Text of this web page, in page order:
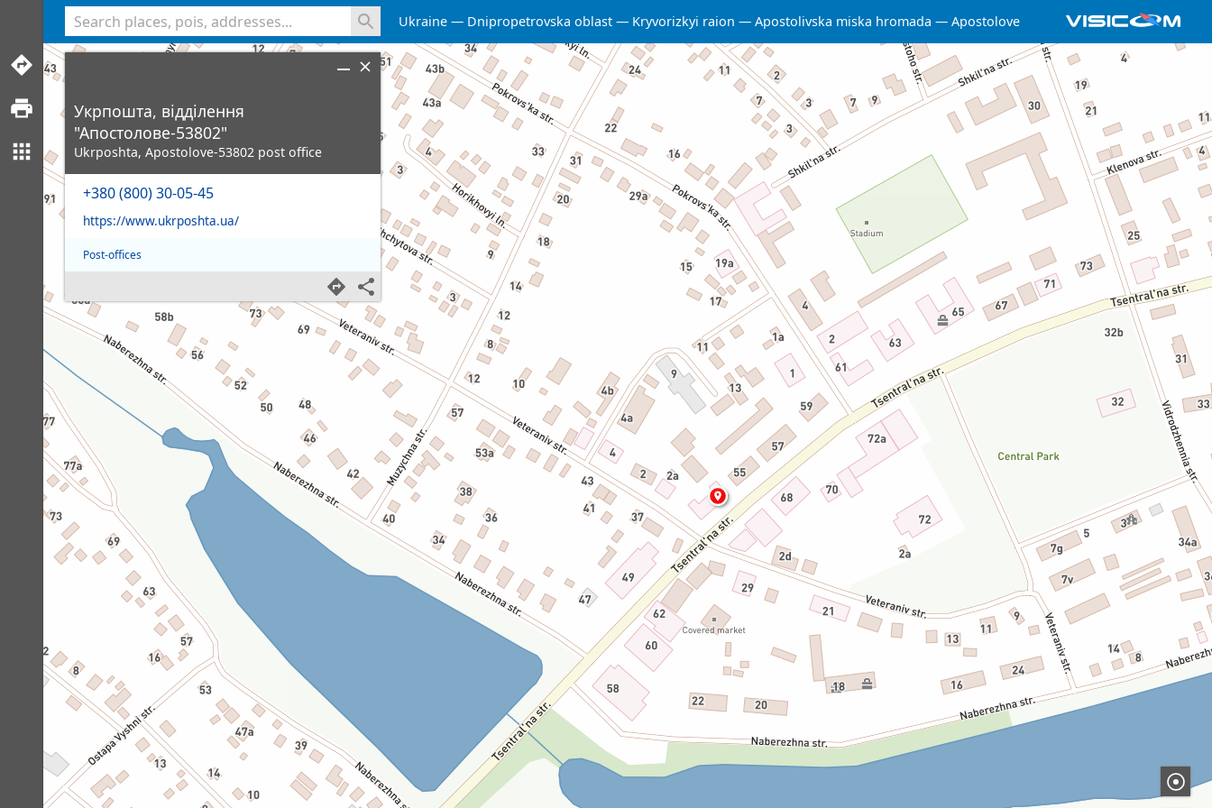
Ukraine Dnipropetrovska oblast Kryvorizkyi raion Apostolivska miska hromada Apostolove
Укрпошта, відділення
"Апостолове-53802"
Ukrposhta, Apostolove-53802 post office
+380 (800) 30-05-45
https://www.ukrposhta.ua/
Post-offices
<% console.log(hcard) %>